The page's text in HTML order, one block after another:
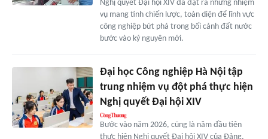
Nghị quyết Đại hội XIV đã đặt ra những nhiệm
vụ mang tính chiến lược, toàn diện để lĩnh vực
công nghiệp bứt phá trong bối cảnh đất nước
bước vào kỷ nguyên mới.
Đại học Công nghiệp Hà Nội tập
trung nhiệm vụ đột phá thực hiện
Nghị quyết Đại hội XIV
Bước vào năm 2026, cũng là năm đầu tiên
thực hiện Nghị quyết Đại hội XIV của Đảng,